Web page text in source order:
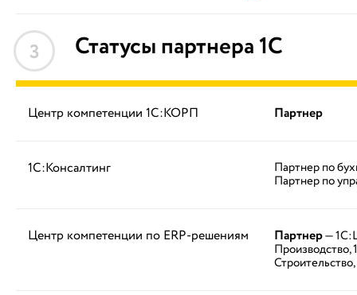
3 Статусы партнера 1С
Центр компетенции 1С:КОРП Партнер
1С:Консалтинг Партнер по
Партнер по
Центр компетенции по ERP-решениям Партнер—